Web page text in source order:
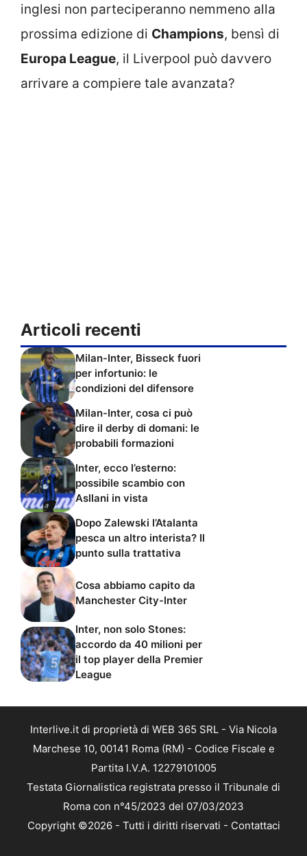
inglesi non parteciperanno nemmeno alla
prossima edizione di Champions, bensì di
Europa League, il Liverpool può davvero
arrivare a compiere tale avanzata?
Articoli recenti
Milan-Inter, Bisseck fuori
per infortunio: le
condizioni del difensore
Milan-Inter, cosa ci può
dire il derby di domani: le
probabili formazioni
Inter, ecco l’esterno:
possibile scambio con
Asllani in vista
Dopo Zalewski l’Atalanta
pesca un altro interista? Il
punto sulla trattativa
Cosa abbiamo capito da
Manchester City-Inter
Inter, non solo Stones:
accordo da 40 milioni per
il top player della Premier
League
Interlive.it di proprietà di WEB 365 SRL - Via Nicola
Marchese 10, 00141 Roma (RM) - Codice Fiscale e
Partita I.V.A. 12279101005
Testata Giornalistica registrata presso il Tribunale di
Roma con n°45/2023 del 07/03/2023
Copyright ©2026 - Tutti i diritti riservati - Contattaci